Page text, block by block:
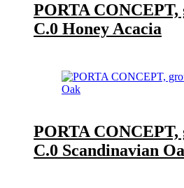
PORTA CONCEPT,
C.0 Honey Acacia
PORTA CONCEPT,
C.0 Scandinavian